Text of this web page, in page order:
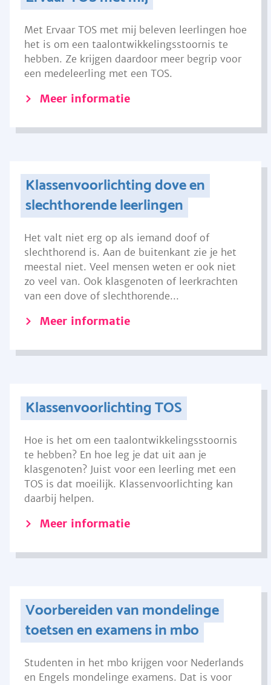
Met Ervaar TOS met mij beleven leerlingen hoe
het is om een taalontwikkelingsstoornis te
hebben. Ze krijgen daardoor meer begrip voor
een medeleerling met een TOS.
Meer informatie
Klassenvoorlichting dove en
slechthorende leerlingen
Het valt niet erg op als iemand doof of
slechthorend is. Aan de buitenkant zie je het
meestal niet. Veel mensen weten er ook niet
zo veel van. Ook klasgenoten of leerkrachten
van een dove of slechthorende...
Meer informatie
Klassenvoorlichting TOS
Hoe is het om een taalontwikkelingsstoornis
te hebben? En hoe leg je dat uit aan je
klasgenoten? Juist voor een leerling met een
TOS is dat moeilijk. Klassenvoorlichting kan
daarbij helpen.
Meer informatie
Voorbereiden van mondelinge
toetsen en examens in mbo
Studenten in het mbo krijgen voor Nederlands
en Engels mondelinge examens. Dat is voor